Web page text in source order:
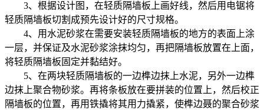
3、根据设计图，在轻质隔墙板上画好线，然后用电锯将
轻质隔墙板切割成预先设计好的尺寸规格。
4、用水泥砂浆在需要安装轻质隔墙板的地方的表面上涂
一层，并保证及水泥砂浆涂抹均匀，再把隔墙板放置在上面，
将轻质隔墙板固定并黏结好。
5、在两块轻质隔墙板的一边榫边抹上水泥，另外一边榫
边抹上聚合物砂浆。再将条板放在要拼装的位置上，然后校正
隔墙板的位置，再用铁撬将其用力撬紧，使榫边聂的聚合砂浆